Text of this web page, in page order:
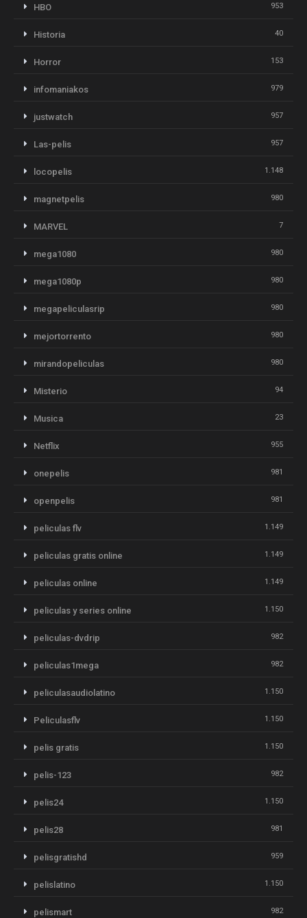
HBO 953
Historia 40
Horror 153
infomaniakos 979
justwatch 957
Las-pelis 957
locopelis 1.148
magnetpelis 980
MARVEL 7
mega1080 980
mega1080p 980
megapeliculasrip 980
mejortorrento 980
mirandopeliculas 980
Misterio 94
Musica 23
Netflix 955
onepelis 981
openpelis 981
peliculas flv 1.149
peliculas gratis online 1.149
peliculas online 1.149
peliculas y series online 1.150
peliculas-dvdrip 982
peliculas1mega 982
peliculasaudiolatino 1.150
Peliculasflv 1.150
pelis gratis 1.150
pelis-123 982
pelis24 1.150
pelis28 981
pelisgratishd 959
pelislatino 1.150
pelismart 982